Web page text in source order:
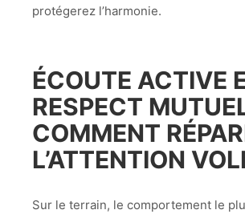
protégerez l’harmonie.
ÉCOUTE ACTIVE
RESPECT
COMMENT
L’ATTENTION
Sur le terrain, le comportement le